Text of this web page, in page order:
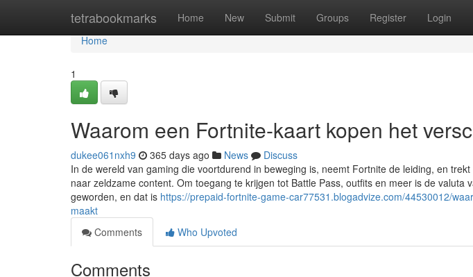
tetrabookmarks Home New Submit Groups Register Login
Home
Home
1
Waarom een Fortnite-kaart kopen het
dukee061nxh9 365 days ago News
Discuss
In de wereld van gaming die voortdurend in beweging is, neemt Fortnite de leiding, en
naar zeldzame content. Om toegang te krijgen tot Battle Pass, outfits en meer is de valuta
geworden, en dat is https://prepaid-fortnite-game-car77531.blogadvize.com/44530012/
maakt
Comments
Who Upvoted
Comments